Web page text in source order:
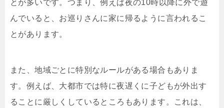
とが多いです。つまり、例えば夜の10時以降に外で遊
んでいると、お巡りさんに家に帰るように言われるこ
とがあります。
また、地域ごとに特別なルールがある場合もありま
す。例えば、大都市では特に夜遅くに子どもが外出す
ることに厳しくしているところもあります。これは、